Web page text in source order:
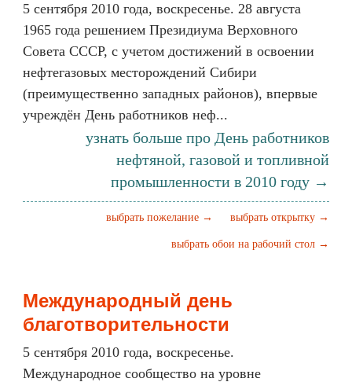
5 сентября 2010 года, воскресенье. 28 августа
1965 года решением Президиума Верховного
Совета СССР, с учетом достижений в освоении
нефтегазовых месторождений Сибири
(преимущественно западных районов), впервые
учреждён День работников неф...
узнать больше про День работников
нефтяной, газовой и топливной
промышленности в 2010 году →
выбрать открытку →
выбрать пожелание →
выбрать обои на рабочий стол →
Международный день
благотворительности
5 сентября 2010 года, воскресенье.
Международное сообщество на уровне